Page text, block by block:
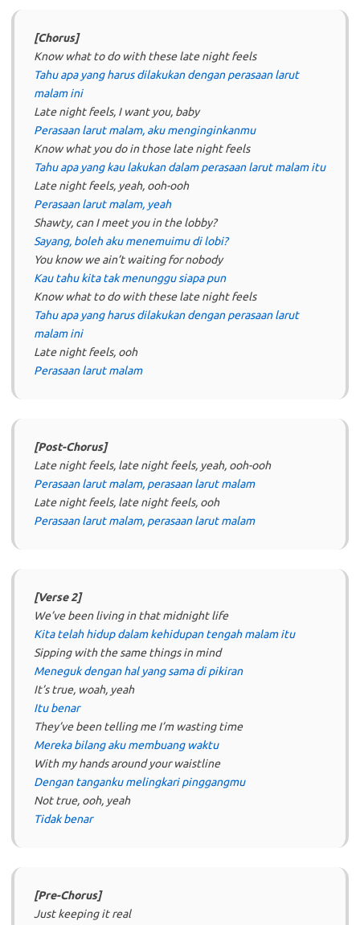
[Chorus]
Know what to do with these late night feels
Tahu apa yang harus dilakukan dengan perasaan larut
malam ini
Late night feels, I want you, baby
Perasaan larut malam, aku menginginkanmu
Know what you do in those late night feels
Tahu apa yang kau lakukan dalam perasaan larut malam itu
Late night feels, yeah, ooh-ooh
Perasaan larut malam, yeah
Shawty, can I meet you in the lobby?
Sayang, boleh aku menemuimu di lobi?
You know we ain’t waiting for nobody
Kau tahu kita tak menunggu siapa pun
Know what to do with these late night feels
Tahu apa yang harus dilakukan dengan perasaan larut
malam ini
Late night feels, ooh
Perasaan larut malam
[Post-Chorus]
Late night feels, late night feels, yeah, ooh-ooh
Perasaan larut malam, perasaan larut malam
Late night feels, late night feels, ooh
Perasaan larut malam, perasaan larut malam
[Verse 2]
We’ve been living in that midnight life
Kita telah hidup dalam kehidupan tengah malam itu
Sipping with the same things in mind
Meneguk dengan hal yang sama di pikiran
It’s true, woah, yeah
Itu benar
They’ve been telling me I’m wasting time
Mereka bilang aku membuang waktu
With my hands around your waistline
Dengan tanganku melingkari pinggangmu
Not true, ooh, yeah
Tidak benar
[Pre-Chorus]
Just keeping it real